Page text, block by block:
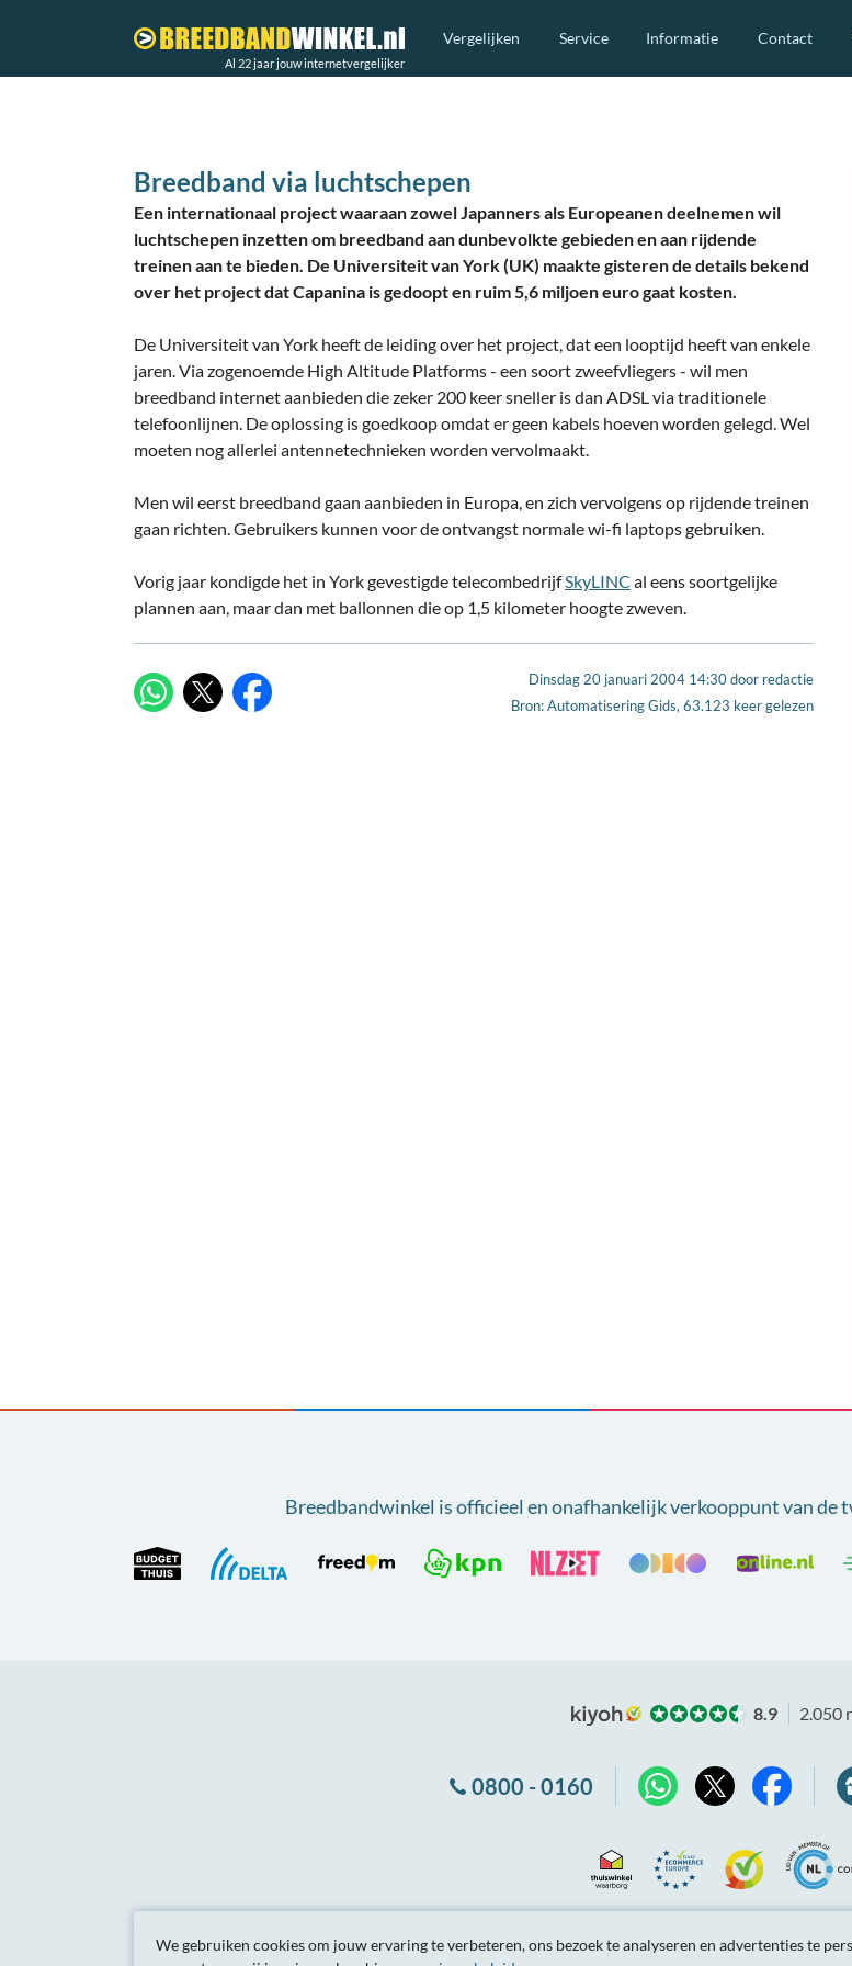
Al 22 jaar jouw internetvergelijker
Vergelijken Service Informatie Contact
Breedband via luchtschepen
Een internationaal project waaraan zowel Japanners als Europeanen deelnemen wil
luchtschepen inzetten om breedband aan dunbevolkte gebieden en aan rijdende
treinen aan te bieden. De Universiteit van York (UK) maakte gisteren de details bekend
over het project dat Capanina is gedoopt en ruim 5,6 miljoen euro gaat kosten.
De Universiteit van York heeft de leiding over het project, dat een looptijd heeft van enkele
jaren. Via zogenoemde High Altitude Platforms - een soort zweefvliegers - wil men
breedband internet aanbieden die zeker 200 keer sneller is dan ADSL via traditionele
telefoonlijnen. De oplossing is goedkoop omdat er geen kabels hoeven worden gelegd. Wel
moeten nog allerlei antennetechnieken worden vervolmaakt.
Men wil eerst breedband gaan aanbieden in Europa, en zich vervolgens op rijdende treinen
gaan richten. Gebruikers kunnen voor de ontvangst normale wi-fi laptops gebruiken.
Vorig jaar kondigde het in York gevestigde telecombedrijfSkyLINC al eens soortgelijke
plannen aan, maar dan met ballonnen die op 1,5 kilometer hoogte zweven.
Dinsdag 20 januari 2004 14:30door redactie
Bron: Automatisering Gids, 63.123 keer gelezen
Breedbandwinkel is officieel en onafhankelijk verkooppunt vande
8.9 2.050
0800 - 0160
ThuiswinkelEcommerceKiyoh
Algemenevoorwaarden Privacybeleid Site-overzicht
We gebruiken cookies om jouw ervaring te verbeteren, ons bezoek te analyseren en advertenties te